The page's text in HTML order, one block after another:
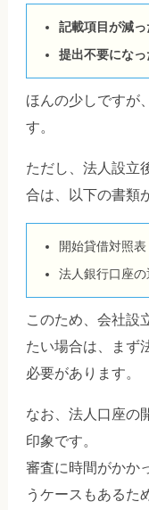
記載項目が減
提出不要にな
ほんの少しですが
す。
ただし、法人設立
合は、以下の書類
開始貸借対照表
法人銀行口座の
このため、会社設
たい場合は、まず
必要があります。
なお、法人口座の
印象です。
審査に時間がかか
うケースもあるた